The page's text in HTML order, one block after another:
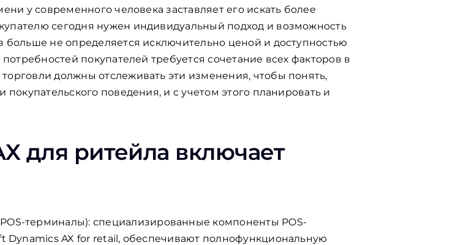
у современного человека заставляет его искать более
сегодня нужен индивидуальный подход и возможность
больше не определяется исключительно ценой и доступностью
покупателей требуется сочетание всех факторов в
должны отслеживать эти изменения, чтобы понять,
поведения, и с учетом этого планировать и
для ритейла включает
терминалы): специализированные компоненты POS-
Dynamics AX for retail, обеспечивают полнофункциональную